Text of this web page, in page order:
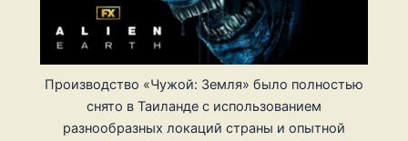
Производство «Чужой: Земля» было полностью
снято в Таиланде с использованием
разнообразных локаций страны и опытной